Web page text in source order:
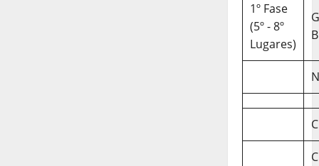
1º Fase
(5º - 8º
Lugares)
B